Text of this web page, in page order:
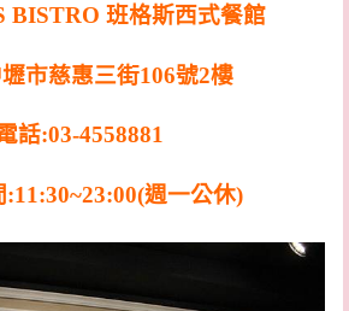
BISTRO 班格斯西式餐館
市慈惠三街106號2樓
話:03-4558881
週一公休)